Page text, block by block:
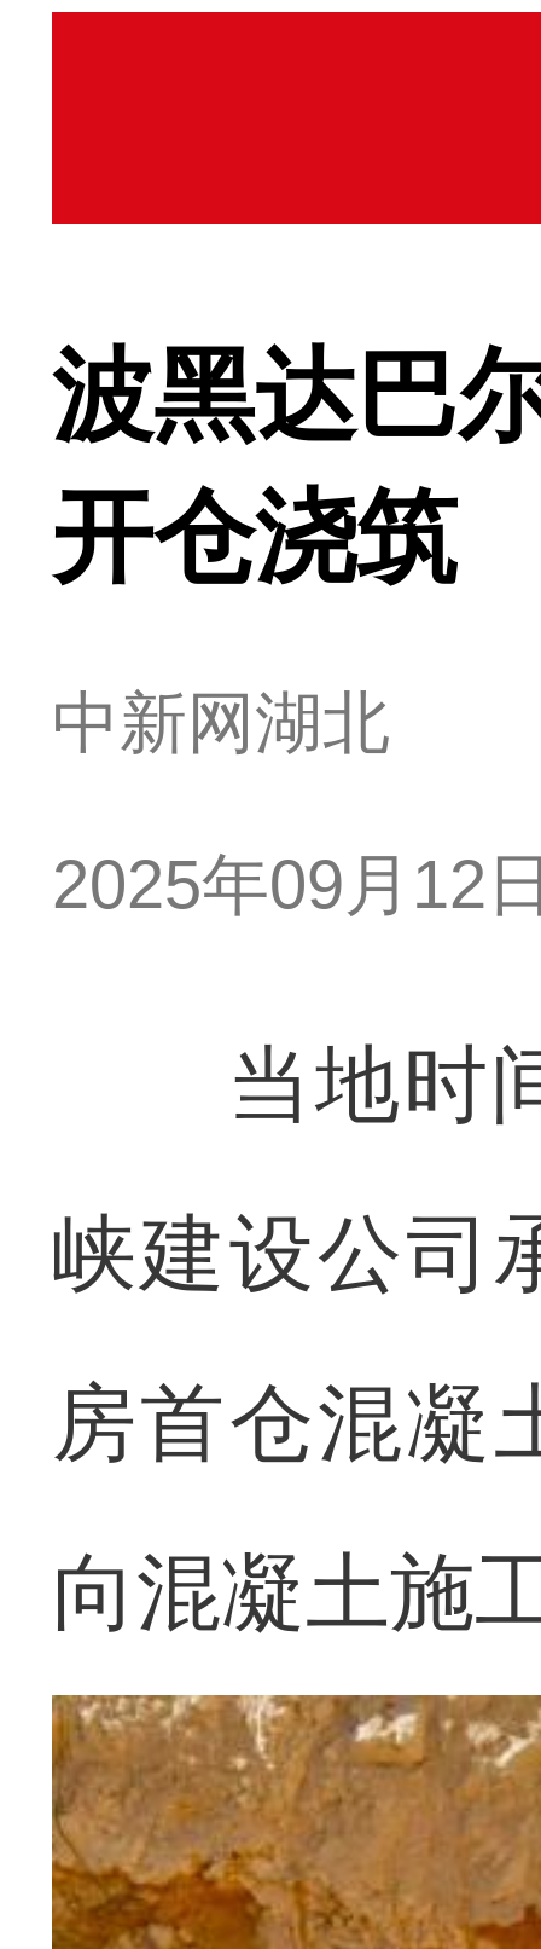
波黑达巴
开仓浇筑
中新网湖北
2025年09月12
当地时间
峡建设公司
房首仓混凝
向混凝土施